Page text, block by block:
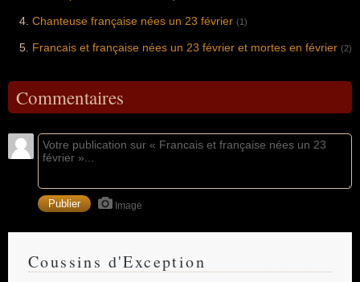
Chanteuse française nées un 23 février (1)
Francais et française nées un 23 février et mortes en février (2)
Commentaires
Image
Coussins d'Exception